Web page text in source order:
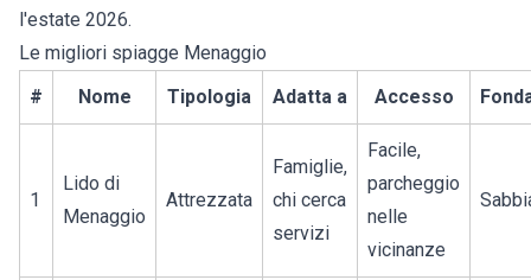
l'estate 2026.
Le migliori spiagge Menaggio
#
Nome Tipologia Adatta a Accesso
1
Lido di
Menaggio
Attrezzata
Famiglie,
chi cerca
servizi
Facile,
parcheggio
nelle
vicinanze